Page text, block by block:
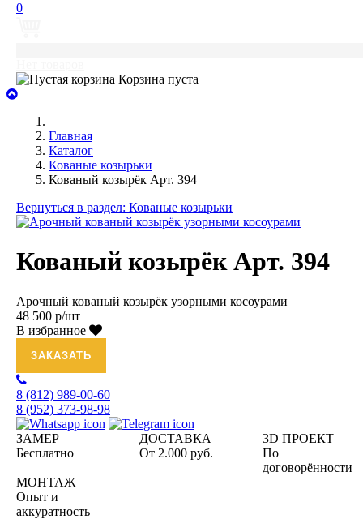
0
Корзина пуста
Главная
Каталог
Кованые козырьки
Кованый козырёк Арт. 394
Вернуться в раздел: Кованые козырьки
Кованый козырёк Арт. 394
Арочный кованый козырёк узорными косоурами
48 500 р/шт
В избранное
ЗАКАЗАТЬ
8 (812) 989-00-60
8 (952) 373-98-98
ЗАМЕР
Бесплатно
ДОСТАВКА
От 2.000 руб.
3D ПРОЕКТ
По
договорённости
МОНТАЖ
Опыт и
аккуратность